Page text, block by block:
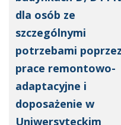
dla osób ze
szczególnymi
potrzebami poprzez
prace remontowo-
adaptacyjne i
doposażenie w
Uniwersyteckim